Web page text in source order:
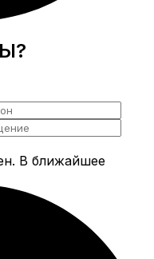
В ближайшее